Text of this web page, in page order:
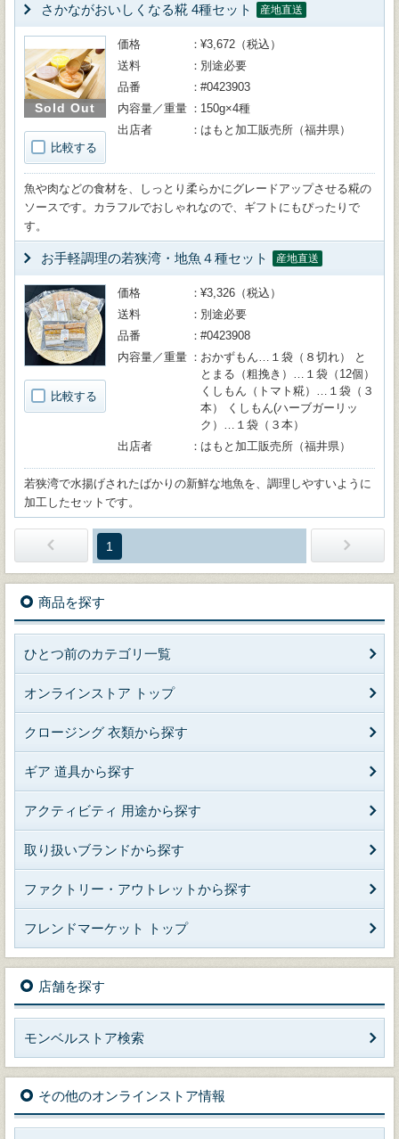
さかながおいしくなる糀 4種セット 産地直送
Sold Out
比較する
価格
¥3,672（税込）
送料
別途必要
品番
#0423903
内容量／重量
150g×4種
出店者
はもと加工販売所（福井県）
魚や肉などの食材を、しっとり柔らかにグレードアップさせる糀の
ソースです。カラフルでおしゃれなので、ギフトにもぴったりで
す。
お手軽調理の若狭湾・地魚４種セット 産地直送
比較する
価格
¥3,326（税込）
送料
別途必要
品番
#0423908
内容量／重量
おかずもん…１袋（８切れ） と
とまる（粗挽き）…１袋（12個）
くしもん（トマト糀）…１袋（３
本） くしもん(ハーブガーリッ
ク）…１袋（３本）
出店者
はもと加工販売所（福井県）
若狭湾で水揚げされたばかりの新鮮な地魚を、調理しやすいように
加工したセットです。
1
商品を探す
ひとつ前のカテゴリ一覧
オンラインストア トップ
クロージング 衣類から探す
ギア 道具から探す
アクティビティ 用途から探す
取り扱いブランドから探す
ファクトリー・アウトレットから探す
フレンドマーケット トップ
店舗を探す
モンベルストア検索
その他のオンラインストア情報